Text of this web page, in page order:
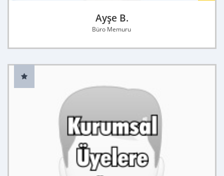
Ayşe B.
Büro Memuru